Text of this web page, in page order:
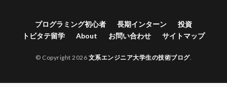
プログラミング初心者 長期インターン
投資
トビタテ留学
About お問い合わせ サイトマップ
© Copyright 2026 文系エンジニア大学生の技術ブログ.